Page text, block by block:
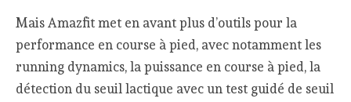
Mais Amazfit met en avant plus d’outils pour la
performance en course à pied, avec notamment les
running dynamics, la puissance en course à pied, la
détection du seuil lactique avec un test guidé de seuil